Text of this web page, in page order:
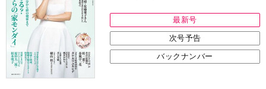
最新号
次号予告
バックナンバー